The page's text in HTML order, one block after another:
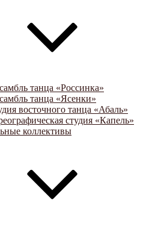
танца «Россинка»
танца «Ясенки»
восточного танца «Абаль»
студия «Капель»
коллективы